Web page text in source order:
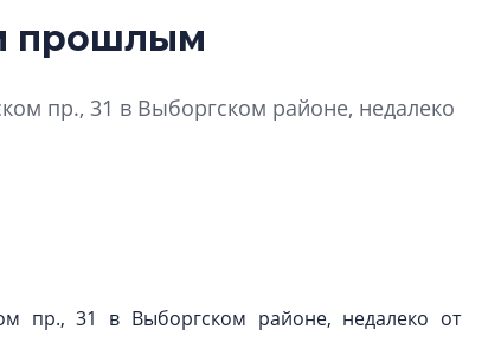
прошлым
пр., 31 в Выборгском районе, недалеко
пр., 31 в Выборгском районе, недалеко от
Гала-концертом
один центр